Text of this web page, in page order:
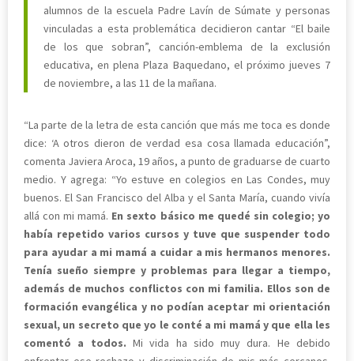
alumnos de la escuela Padre Lavín de Súmate y personas
vinculadas a esta problemática decidieron cantar “El baile
de los que sobran”, canción-emblema de la exclusión
educativa, en plena Plaza Baquedano, el próximo jueves 7
de noviembre, a las 11 de la mañana.
“La parte de la letra de esta canción que más me toca es donde
dice: ‘A otros dieron de verdad esa cosa llamada educación”,
comenta Javiera Aroca, 19 años, a punto de graduarse de cuarto
medio. Y agrega: “Yo estuve en colegios en Las Condes, muy
buenos. El San Francisco del Alba y el Santa María, cuando vivía
allá con mi mamá. En sexto básico me quedé sin colegio; yo
había repetido varios cursos y tuve que suspender todo
para ayudar a mi mamá a cuidar a mis hermanos menores.
Tenía sueño siempre y problemas para llegar a tiempo,
además de muchos conflictos con mi familia. Ellos son de
formación evangélica y no podían aceptar mi orientación
sexual, un secreto que yo le conté a mi mamá y que ella les
comentó a todos. Mi vida ha sido muy dura. He debido